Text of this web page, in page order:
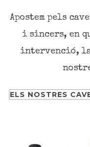
Apostem pels
i sincers, en
intervenció,
ELS NOSTRES